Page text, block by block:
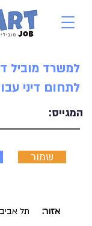
למשרד מוביל
לתחום דיני
המגייס:
שמור
תל אזור: